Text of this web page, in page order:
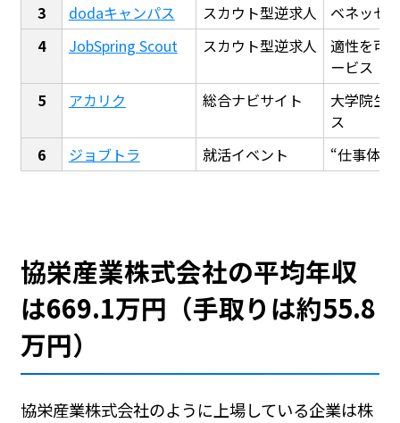
dodaキャンパス
スカウト型逆求人
ベネッセ
JobSpring Scout
スカウト型逆求人
適性を可
ービス
アカリク
総合ナビサイト
大学院生
ス
ジョブトラ
就活イベント “仕事体
協栄産業株式会社の平均年収
は669.1万円（手取りは約55.8
万円）
協栄産業株式会社のように上場している企業は株